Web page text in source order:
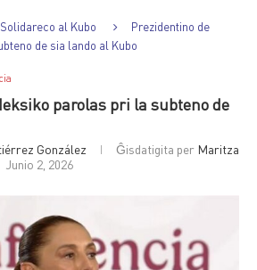
Solidareco al Kubo
Prezidentino de
de sia lando al Kubo
parolas pri la subteno de
González Ĝisdatigita per Maritza
Junio 2, 2026